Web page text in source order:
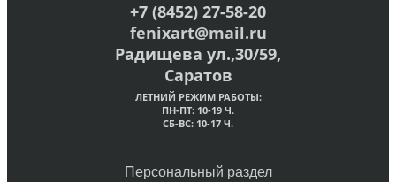
+7 (8452) 27-58-20
fenixart@mail.ru
Радищева ул.,30/59,
Саратов
ЛЕТНИЙ РЕЖИМ РАБОТЫ:
ПН-ПТ: 10-19 Ч.
СБ-ВС: 10-17 Ч.
Персональный раздел